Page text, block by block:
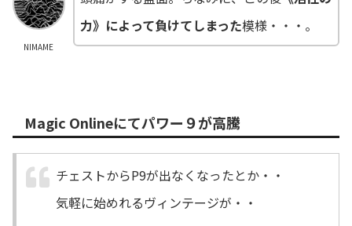
NIMAME
力》によって負けてしまった模様・・・。
Magic Onlineにてパワー９が高騰
チェストからP9が出なくなったとか・・
気軽に始めれるヴィンテージが・・